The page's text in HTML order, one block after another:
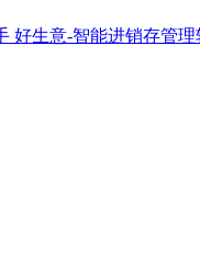
好生意-智能进销存管